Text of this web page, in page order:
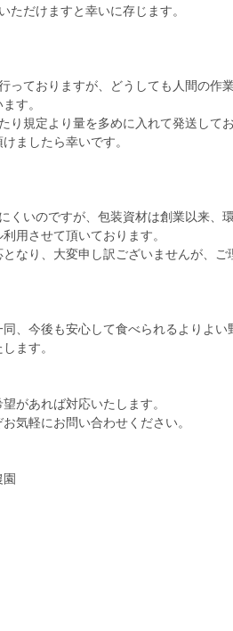
ただけますと幸いに存じます。
っておりますが、どうしても人間の作
す。
り規定より量を多めに入れて発送してお
ましたら幸いです。
くいのですが、包装資材は創業以来、
用させて頂いております。
なり、大変申し訳ございませんが、ご
、今後も安心して食べられるよりよ
ます。
があれば対応いたします。
気軽にお問い合わせください。